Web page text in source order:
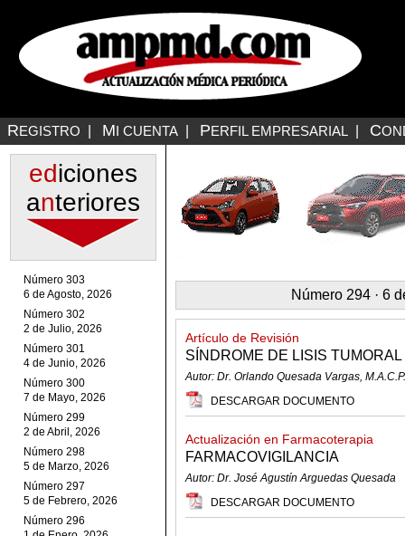
REGISTRO MI CUENTA PERFIL EMPRESARIAL C
ediciones
anteriores
Número 303
6 de Agosto, 2026
Número 302
2 de Julio, 2026
Número 301
4 de Junio, 2026
Número 300
7 de Mayo, 2026
Número 299
2 de Abril, 2026
Número 298
5 de Marzo, 2026
Número 297
5 de Febrero, 2026
Número 296
Número 294 · 6
Artículo de Revisión
SÍNDROME DE LISIS TUMORAL
Autor: Dr. Orlando Quesada Vargas, M.A.C.P.
DESCARGAR DOCUMENTO
Actualización en Farmacoterapia
FARMACOVIGILANCIA
Autor: Dr. José Agustín Arguedas Quesada
DESCARGAR DOCUMENTO